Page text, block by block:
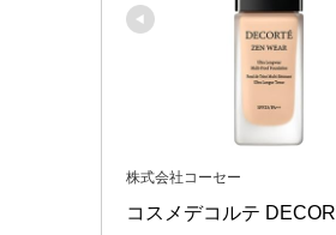
株式会社コーセー
コスメデコルテ